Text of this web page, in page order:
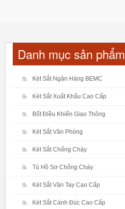
Danh mục sản phẩm
Két Sắt Ngân Hàng BEMC
Két Sắt Xuất Khẩu Cao Cấp
Bốt Điều Khiển Giao Thông
Két Sắt Văn Phòng
Két Sắt Chống Cháy
Tủ Hồ Sơ Chống Cháy
Két Sắt Vân Tay Cao Cấp
Két Sắt Cánh Đúc Cao Cấp